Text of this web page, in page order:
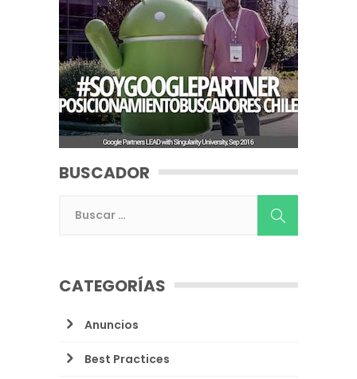
BUSCADOR
CATEGORÍAS
Anuncios
Best Practices